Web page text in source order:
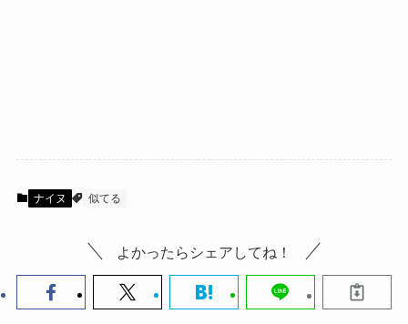
ナイヌ 似てる
よかったらシェアしてね！